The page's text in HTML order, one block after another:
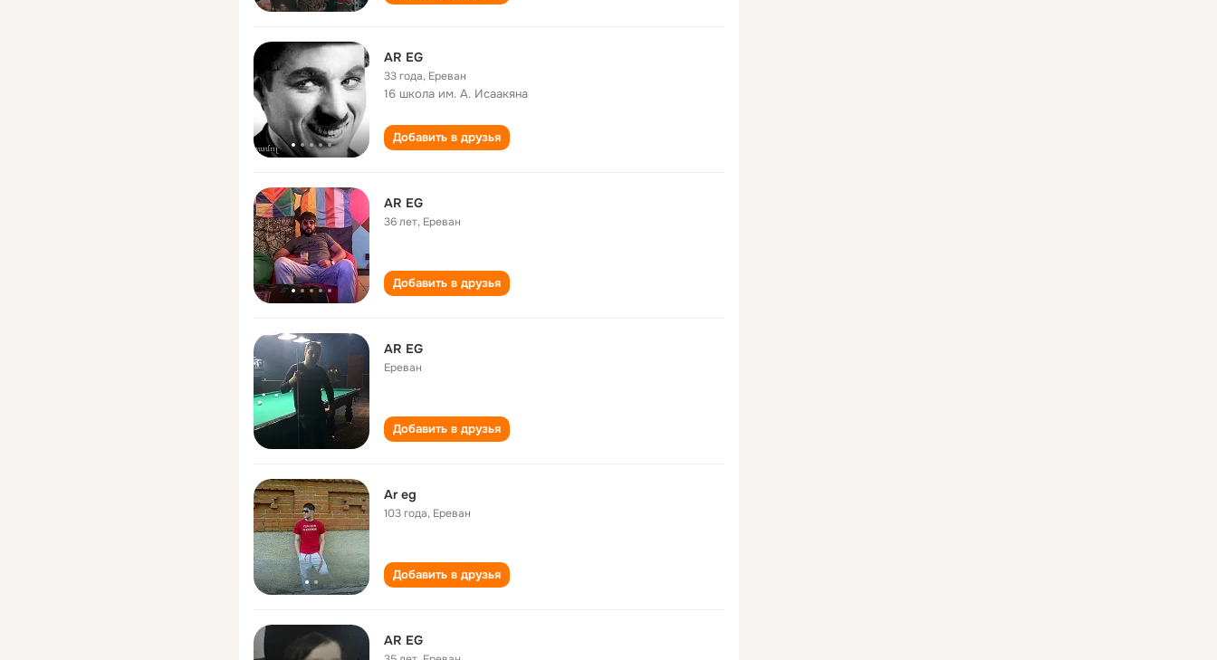
AR EG
33 года, Ереван
16 школа им. А. Исаакяна
Добавить в друзья
AR EG
36 лет, Ереван
Добавить в друзья
AR EG
Ереван
Добавить в друзья
Ar eg
103 года, Ереван
Добавить в друзья
AR EG